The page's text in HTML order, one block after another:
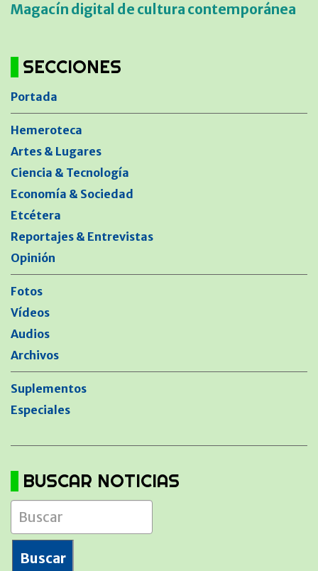
Magacín digital de cultura contemporánea
SECCIONES
Portada
Hemeroteca
Artes & Lugares
Ciencia & Tecnología
Economía & Sociedad
Etcétera
Reportajes & Entrevistas
Opinión
Fotos
Vídeos
Audios
Archivos
Suplementos
Especiales
BUSCAR NOTICIAS